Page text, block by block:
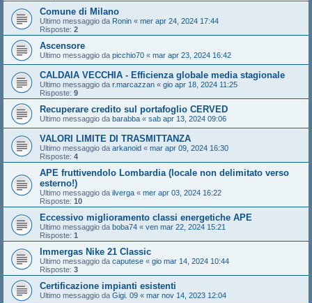
Comune di Milano
Ultimo messaggio da Ronin « mer apr 24, 2024 17:44
Risposte: 2
Ascensore
Ultimo messaggio da picchio70 « mar apr 23, 2024 16:42
CALDAIA VECCHIA - Efficienza globale media stagionale
Ultimo messaggio da r.marcazzan « gio apr 18, 2024 11:25
Risposte: 9
Recuperare credito sul portafoglio CERVED
Ultimo messaggio da barabba « sab apr 13, 2024 09:06
VALORI LIMITE DI TRASMITTANZA
Ultimo messaggio da arkanoid « mar apr 09, 2024 16:30
Risposte: 4
APE fruttivendolo Lombardia (locale non delimitato verso
esterno!)
Ultimo messaggio da ilverga « mer apr 03, 2024 16:22
Risposte: 10
Eccessivo miglioramento classi energetiche APE
Ultimo messaggio da boba74 « ven mar 22, 2024 15:21
Risposte: 1
Immergas Nike 21 Classic
Ultimo messaggio da caputese « gio mar 14, 2024 10:44
Risposte: 3
Certificazione impianti esistenti
Ultimo messaggio da Gigi. 09 « mar nov 14, 2023 12:04